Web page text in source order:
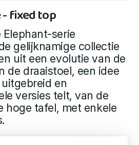
fixed top
Elephant-serie
gelijknamige collectie
uit een evolutie van de
de draaistoel, een idee
en
versies telt, van de
hoge tafel, met enkele